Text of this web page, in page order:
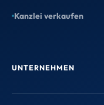
Kanzlei verkaufen
UNTERNEHMEN